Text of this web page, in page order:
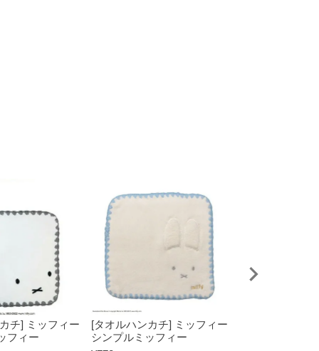
チ] ミッフィー
フィー
[タオルハンカチ] ミッフィー
シンプルミッフィー